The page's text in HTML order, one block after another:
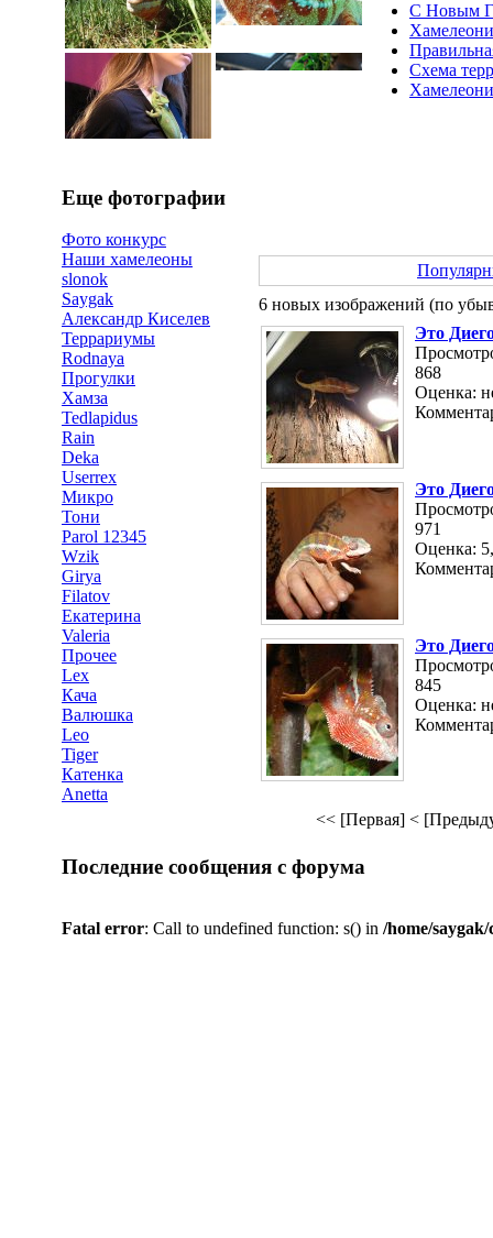
С Новым
Схема
Еще фотографии
Фото конкурс
Наши хамелеоны
slonok
Saygak
Александр Киселев
Террариумы
Rodnaya
Прогулки
Хамза
Tedlapidus
Rain
Deka
Userrex
Микро
Тони
Parol 12345
Wzik
Girya
Filatov
Екатерина
Valeria
Прочее
Lex
Кача
Валюшка
Leo
Tiger
Катенка
Anetta
6 новых изображений (по
Это
868
Оценка:
Это
971
Оценка:
Это
845
Оценка:
<< [Первая] <
Последние сообщения с форума
Fatal error: Call to undefined function: s() in /home/